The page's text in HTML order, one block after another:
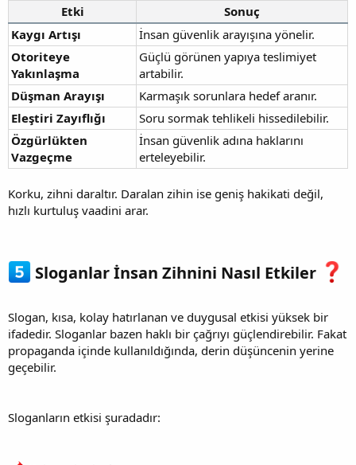
Etki
Sonuç
Kaygı Artışı
İnsan güvenlik arayışına yönelir.
Otoriteye
Yakınlaşma
Güçlü görünen yapıya teslimiyet
artabilir.
Düşman Arayışı
Karmaşık sorunlara hedef aranır.
Eleştiri Zayıflığı
Soru sormak tehlikeli hissedilebilir.
Özgürlükten
Vazgeçme
İnsan güvenlik adına haklarını
erteleyebilir.
Korku, zihni daraltır. Daralan zihin ise geniş hakikati değil,
hızlı kurtuluş vaadini arar.
Sloganlar İnsan Zihnini Nasıl Etkiler
Slogan, kısa, kolay hatırlanan ve duygusal etkisi yüksek bir
ifadedir. Sloganlar bazen haklı bir çağrıyı güçlendirebilir. Fakat
propaganda içinde kullanıldığında, derin düşüncenin yerine
geçebilir.
Sloganların etkisi şuradadır: